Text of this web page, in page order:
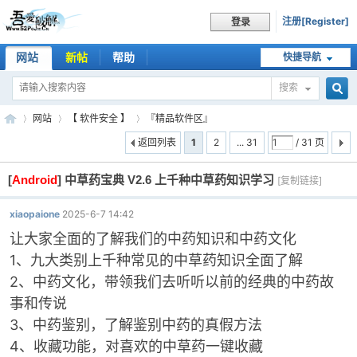
登录 注册[Register]
快捷导航
网站 新帖 帮助
搜索
吾
爱
»
网站
›
【 软件安全 】
›
『精品软件区』
1
2 ... 31 / 31 页
返回列表
[Android] 中草药宝典 V2.6 上千种中草药知识学习 [复制链接]
xiaopaione 2025-6-7 14:42
让大家全面的了解我们的中药知识和中药文化
1、九大类别上千种常见的中草药知识全面了解
2、中药文化，带领我们去听听以前的经典的中药故
事和传说
3、中药鉴别，了解鉴别中药的真假方法
4、收藏功能，对喜欢的中草药一键收藏